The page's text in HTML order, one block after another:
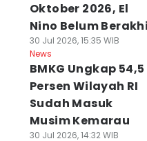
Oktober 2026, El
Nino Belum
30 Jul 2026, 15:35 WIB
News
BMKG Ungkap 54,5
Persen Wilayah RI
Sudah Masuk
Musim Kemarau
30 Jul 2026, 14:32 WIB